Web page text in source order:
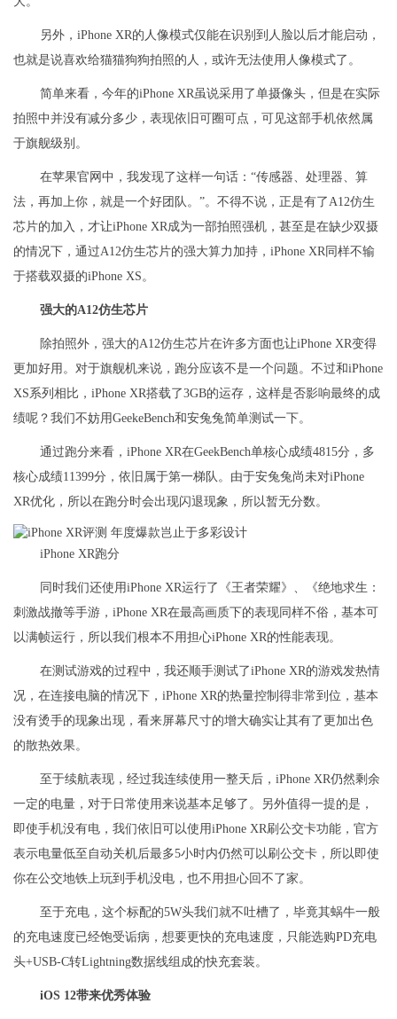
另外，iPhone XR的人像模式仅能在识别到人脸以后才能启动，
也就是说喜欢给猫猫狗狗拍照的人，或许无法使用人像模式了。
简单来看，今年的iPhone XR虽说采用了单摄像头，但是在实际
拍照中并没有减分多少，表现依旧可圈可点，可见这部手机依然属
于旗舰级别。
在苹果官网中，我发现了这样一句话：“传感器、处理器、算
法，再加上你，就是一个好团队。”。不得不说，正是有了A12仿生
芯片的加入，才让iPhone XR成为一部拍照强机，甚至是在缺少双摄
的情况下，通过A12仿生芯片的强大算力加持，iPhone XR同样不输
于搭载双摄的iPhone XS。
强大的A12仿生芯片
除拍照外，强大的A12仿生芯片在许多方面也让iPhone XR变得
更加好用。对于旗舰机来说，跑分应该不是一个问题。不过和iPhone
XS系列相比，iPhone XR搭载了3GB的运存，这样是否影响最终的成
绩呢？我们不妨用GeekeBench和安兔兔简单测试一下。
通过跑分来看，iPhone XR在GeekBench单核心成绩4815分，多
核心成绩11399分，依旧属于第一梯队。由于安兔兔尚未对iPhone
XR优化，所以在跑分时会出现闪退现象，所以暂无分数。
iPhone XR跑分
同时我们还使用iPhone XR运行了《王者荣耀》、《绝地求生：
刺激战撤等手游，iPhone XR在最高画质下的表现同样不俗，基本可
以满帧运行，所以我们根本不用担心iPhone XR的性能表现。
在测试游戏的过程中，我还顺手测试了iPhone XR的游戏发热情
况，在连接电脑的情况下，iPhone XR的热量控制得非常到位，基本
没有烫手的现象出现，看来屏幕尺寸的增大确实让其有了更加出色
的散热效果。
至于续航表现，经过我连续使用一整天后，iPhone XR仍然剩余
一定的电量，对于日常使用来说基本足够了。另外值得一提的是，
即使手机没有电，我们依旧可以使用iPhone XR刷公交卡功能，官方
表示电量低至自动关机后最多5小时内仍然可以刷公交卡，所以即使
你在公交地铁上玩到手机没电，也不用担心回不了家。
至于充电，这个标配的5W头我们就不吐槽了，毕竟其蜗牛一般
的充电速度已经饱受诟病，想要更快的充电速度，只能选购PD充电
头+USB-C转Lightning数据线组成的快充套装。
iOS 12带来优秀体验